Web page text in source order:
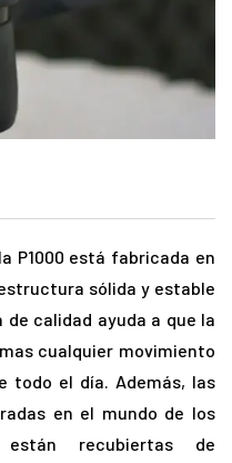
P1000 está fabricada en
sólida y estable
calidad ayuda a que la
cualquier movimiento
todo el día. Además, las
en el mundo de los
están recubiertas de